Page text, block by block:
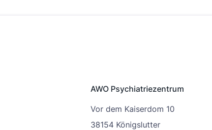
AWO Psychiatriezentrum
Vor dem Kaiserdom 10
38154 Königslutter